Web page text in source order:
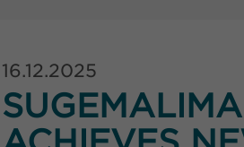
16.12.2025